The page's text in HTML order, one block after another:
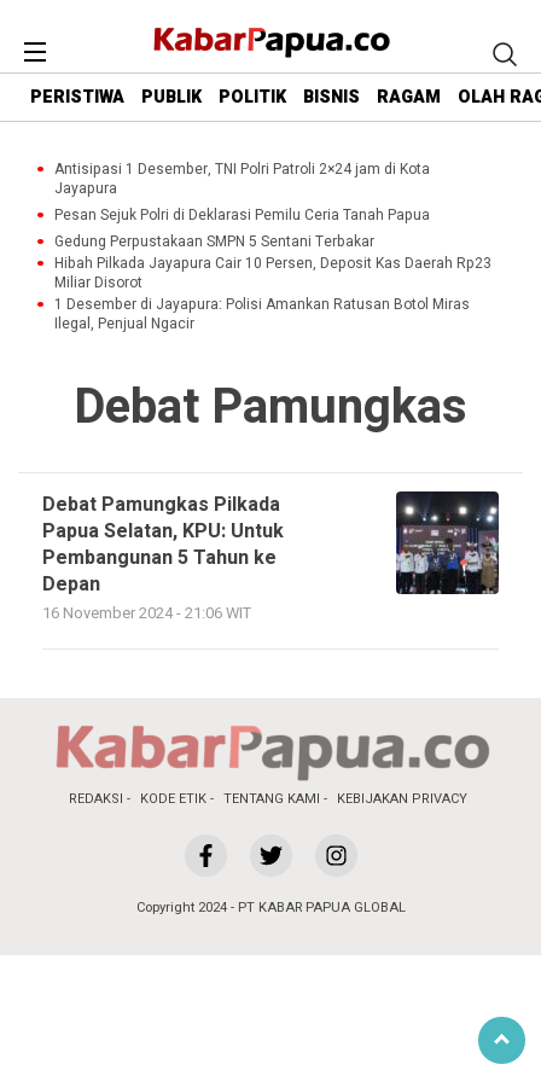
PERISTIWA PUBLIK POLITIK BISNIS RAGAM OLAH
Antisipasi 1 Desember, TNI Polri Patroli 2×24 jam di Kota
Jayapura
Pesan Sejuk Polri di Deklarasi Pemilu Ceria Tanah Papua
Gedung Perpustakaan SMPN 5 Sentani Terbakar
Hibah Pilkada Jayapura Cair 10 Persen, Deposit Kas Daerah Rp23
Miliar Disorot
1 Desember di Jayapura: Polisi Amankan Ratusan Botol Miras
Ilegal, Penjual Ngacir
Debat Pamungkas
Debat Pamungkas Pilkada
Papua Selatan, KPU: Untuk
Pembangunan 5 Tahun ke
Depan
16 November 2024 - 21:06 WIT
REDAKSI KODE ETIK TENTANG KAMI KEBIJAKAN PRIVACY
Copyright 2024 - PT KABAR PAPUA GLOBAL